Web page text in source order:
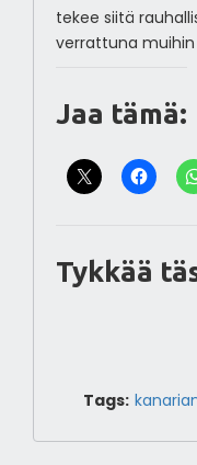
tekee siitä
verrattuna muihin
Jaa tämä:
Tykkää
Tags: